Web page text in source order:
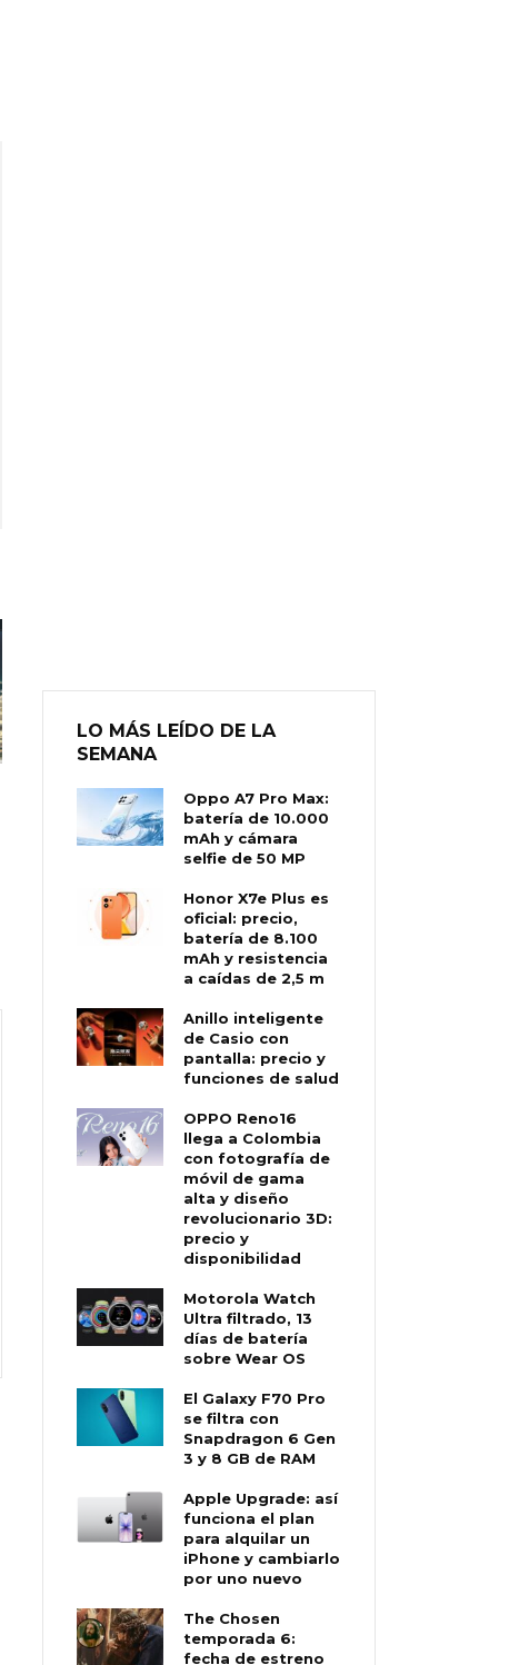
LO MÁS LEÍDO DE LA
SEMANA
Oppo A7 Pro Max:
batería de 10.000
mAh y cámara
selfie de 50 MP
Honor X7e Plus es
oficial: precio,
batería de 8.100
mAh y resistencia
a caídas de 2,5 m
Anillo inteligente
de Casio con
pantalla: precio y
funciones de salud
OPPO Reno16
llega a Colombia
con fotografía de
móvil de gama
alta y diseño
revolucionario 3D:
precio y
disponibilidad
Motorola Watch
Ultra filtrado, 13
días de batería
sobre Wear OS
El Galaxy F70 Pro
se filtra con
Snapdragon 6 Gen
3 y 8 GB de RAM
Apple Upgrade: así
funciona el plan
para alquilar un
iPhone y cambiarlo
por uno nuevo
The Chosen
temporada 6:
fecha de estreno